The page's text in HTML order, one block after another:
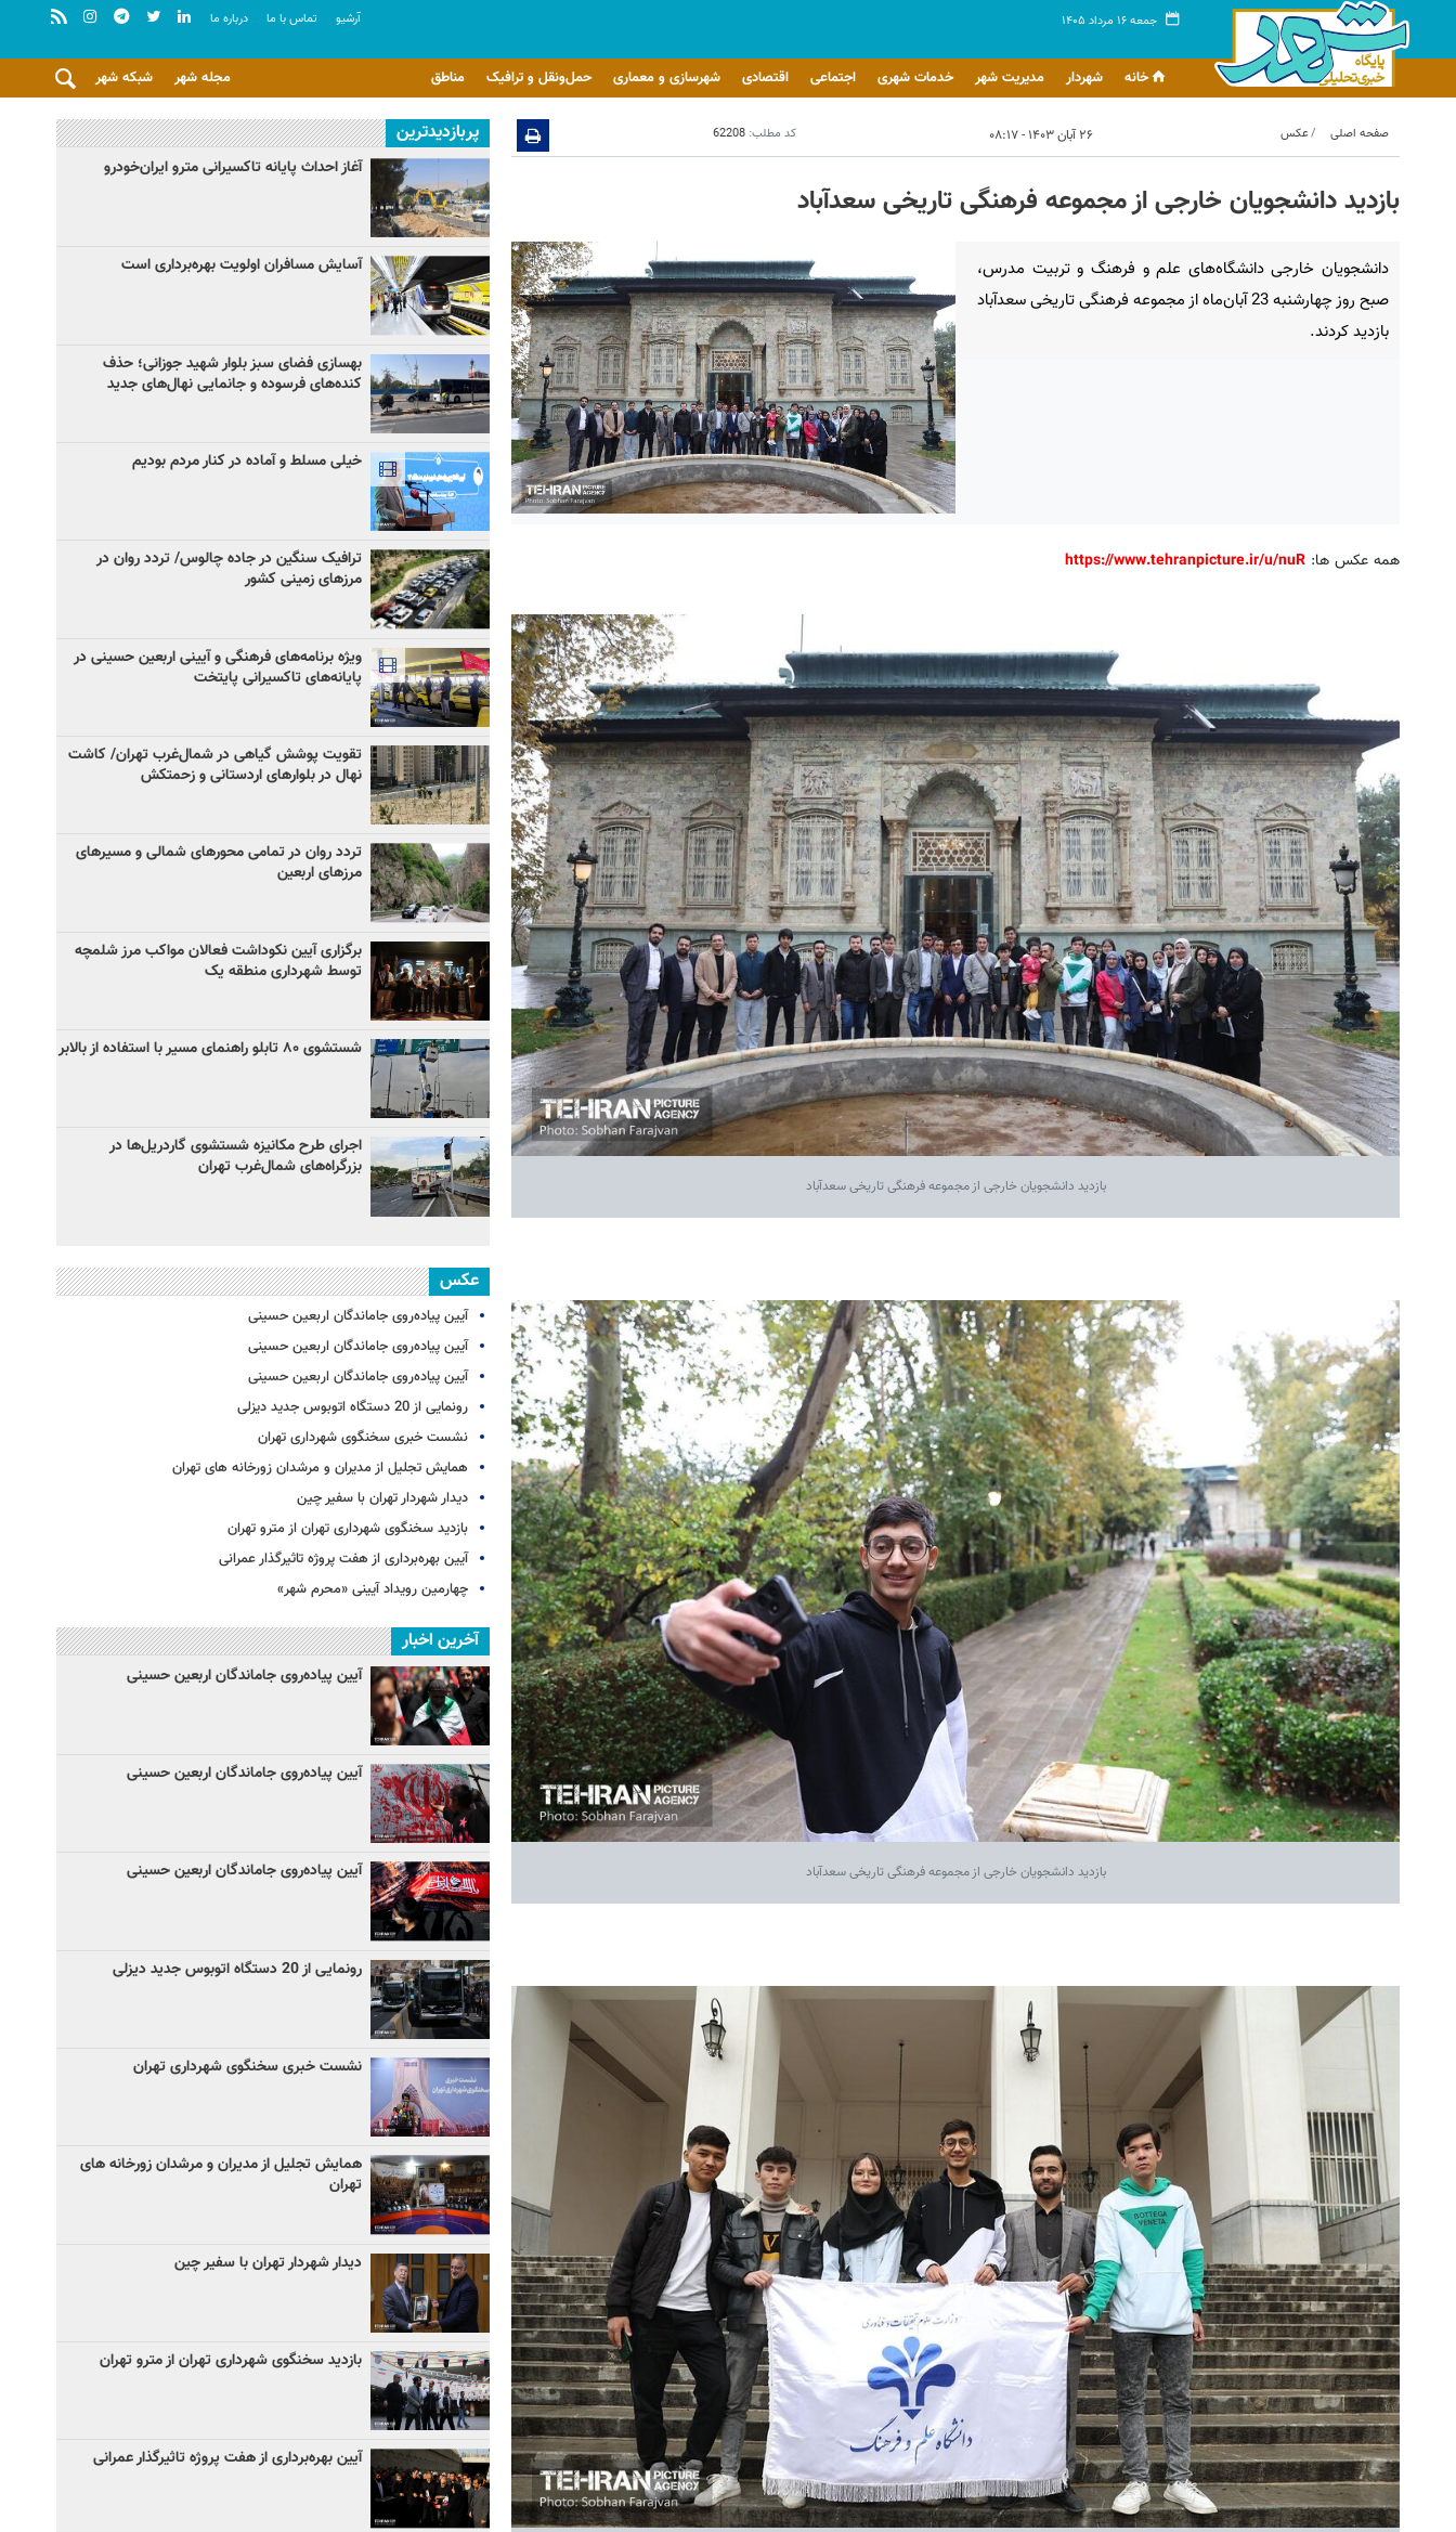
جمعه ۱۶ مرداد ۱۴۰۵ آرشيو تماس با ما درباره ما
خانه شهردار مدیریت شهر خدمات شهری اجتماعی اقتصادی شهرسازی و معماری حمل‌ونقل و ترافیک مناطق شبکه شهر مجله شهر
صفحه اصلی عکس ۲۶ آبان ۱۴۰۳ - ۰۸:۱۷ کد مطلب: 62208
بازدید دانشجویان خارجی از مجموعه فرهنگی تاریخی سعدآباد
دانشجویان خارجی دانشگاه‌های علم و فرهنگ و تربیت مدرس،
صبح روز چهارشنبه 23 آبان‌ماه از مجموعه فرهنگی تاریخی سعدآباد
بازدید کردند.
همه عکس ها: https://www.tehranpicture.ir/u/nuR
بازدید دانشجویان خارجی از مجموعه فرهنگی تاریخی سعدآباد
بازدید دانشجویان خارجی از مجموعه فرهنگی تاریخی سعدآباد
پربازدیدترین
آغاز احداث پایانه تاکسیرانی مترو ایران‌خودرو
آسایش مسافران اولویت بهره‌برداری است
بهسازی فضای سبز بلوار شهید جوزانی؛ حذف
کنده‌های فرسوده و جانمایی نهال‌های جدید
خیلی مسلط و آماده در کنار مردم بودیم
ترافیک سنگین در جاده چالوس/ تردد روان در
مرزهای زمینی کشور
ویژه برنامه‌های فرهنگی و آیینی اربعین حسینی در
پایانه‌های تاکسیرانی پایتخت
تقویت پوشش گیاهی در شمال‌غرب تهران/ کاشت
نهال در بلوارهای اردستانی و زحمتکش
تردد روان در تمامی محورهای شمالی و مسیرهای
مرزهای اربعین
برگزاری آیین نکوداشت فعالان مواکب مرز شلمچه
توسط شهرداری منطقه یک
شستشوی ۸۰ تابلو راهنمای مسیر با استفاده از بالابر
اجرای طرح مکانیزه شستشوی گاردریل‌ها در
بزرگراه‌های شمال‌غرب تهران
عکس
آیین پیاده‌روی جاماندگان اربعین حسینی
آیین پیاده‌روی جاماندگان اربعین حسینی
آیین پیاده‌روی جاماندگان اربعین حسینی
رونمایی از 20 دستگاه اتوبوس جدید دیزلی
نشست خبری سخنگوی شهرداری تهران
همایش تجلیل از مدیران و مرشدان زورخانه های تهران
دیدار شهردار تهران با سفیر چین
بازدید سخنگوی شهرداری تهران از مترو تهران
آیین‌ بهره‌برداری از هفت پروژه تاثیرگذار عمرانی
چهارمین رویداد آیینی «محرم شهر»
آخرین اخبار
آیین پیاده‌روی جاماندگان اربعین حسینی
آیین پیاده‌روی جاماندگان اربعین حسینی
آیین پیاده‌روی جاماندگان اربعین حسینی
رونمایی از 20 دستگاه اتوبوس جدید دیزلی
نشست خبری سخنگوی شهرداری تهران
همایش تجلیل از مدیران و مرشدان زورخانه های
تهران
دیدار شهردار تهران با سفیر چین
بازدید سخنگوی شهرداری تهران از مترو تهران
آیین‌ بهره‌برداری از هفت پروژه تاثیرگذار عمرانی